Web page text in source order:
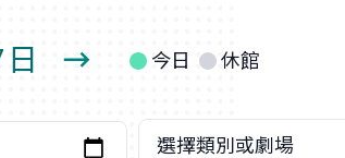
日
今日 休館
選擇類別或劇場